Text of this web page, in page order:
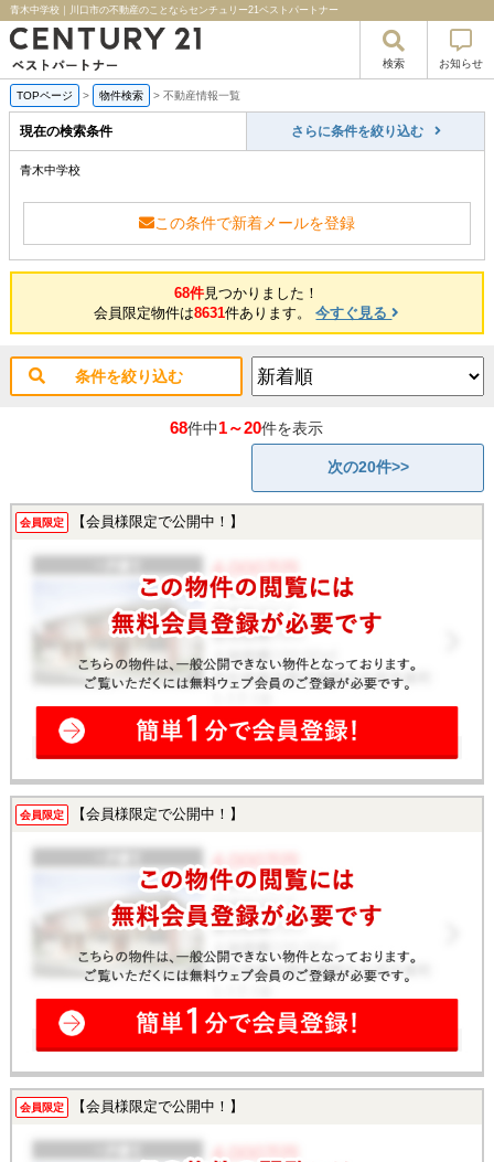
青木中学校｜川口市の不動産のことならセンチュリー21ベストパートナー
検索 お知らせ
TOPページ > 物件検索 > 不動産情報一覧
現在の検索条件 さらに条件を絞り込む
青木中学校
この条件で新着メールを登録
68件見つかりました！
会員限定物件は8631件あります。今すぐ見る
条件を絞り込む
68件中1～20件を表示
次の20件>>
会員限定 【会員様限定で公開中！】
会員限定 【会員様限定で公開中！】
会員限定 【会員様限定で公開中！】